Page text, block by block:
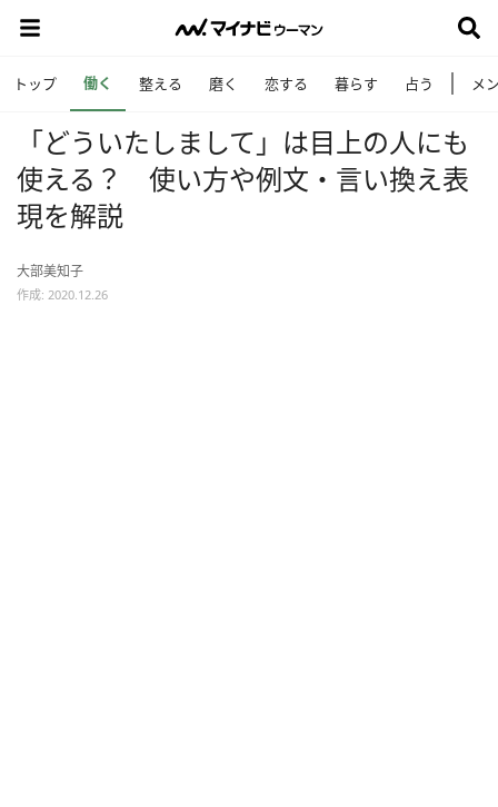
トップ 働く 整える 磨く 恋する 暮らす 占う メ
「どういたしまして」は目上の人にも
使える？ 使い方や例文・言い換え表
現を解説
大部美知子
作成: 2020.12.26